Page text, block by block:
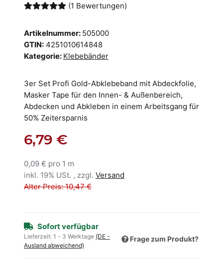
(1 Bewertungen)
Artikelnummer: 505000
GTIN: 4251010614848
Kategorie: Klebebänder
3er Set Profi Gold-Abklebeband mit Abdeckfolie,
Masker Tape für den Innen- & Außenbereich,
Abdecken und Abkleben in einem Arbeitsgang für
50% Zeitersparnis
6,79 €
0,09 € pro 1 m
inkl. 19% USt. , zzgl. Versand
Alter Preis: 10,47 €
Sofort verfügbar
Lieferzeit: 1 - 3 Werktage (DE -
Ausland abweichend)
Frage zum Produkt?